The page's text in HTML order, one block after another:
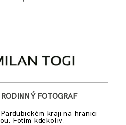
FOTOGRAF
kraji na hranici
Fotím kdekoliv.